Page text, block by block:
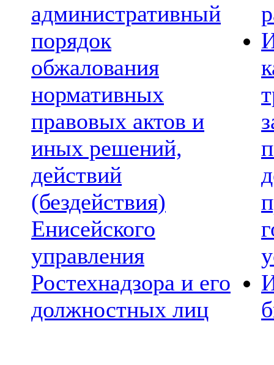
административный
порядок
обжалования
нормативных
правовых актов и
иных решений,
действий
(бездействия)
Енисейского
управления
Ростехнадзора и его
должностных лиц